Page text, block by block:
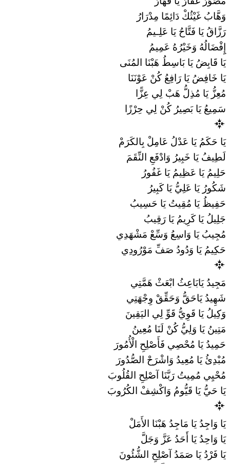
وَهَّابُ غَيْثُكْ دَائِمًا مِدْرَارُ
رَزَّاقُ يَا فَتَّاحُ يَا عَلِـيمُ
إِِفْضَالُهُ وَخَيْرُهُ عَمِيمُ
يَا قَابِضُ يَا بَاسِطُ هَبْنَا المُنَى
يَا خَافِضُ يَا رَافِعُ كُنْ عَوْنَنَا
مُعِزُّ يَا مُذِلُّ هَبْ لِي عِزًّا
سَمِيعُ يَا بَصِيرُ كُنْ لِي حِرْزًا
يَا حَكَمُ يَا عَدْلُ عَامِلْ بِالكَرَمْ
لَطِيفُ يَا خَبِيرُ وَادْفَعِ النِّقَمَ
حَلِيمُ يَا عَظِيمُ يَا غَفُورُ
شَكُورُ يَا عَلِيُّ يَا كَبِيرُ
حَفِيظُ يَا مُقِيتُ يَا حَسِيبُ
جَلِيلُ يَا كَرِيمُ يَا رَقِيبُ
مُجِيبُ يَا وَاسِعُ وَسِّعْ مَشْهَدِي
حَكِيمُ يَا وَدُودُ صَفِّ مَوْرُودِي
مَجِيدُ يَابَاعِثُ ابْعَثْ هَمَّتِي
شَهِيدُ يَاحَقُّ وَحَقِّقْ وِجْهَتِي
وَكِيلُ يَا قَوِيُّ قَوِّ لِي اليَقِينَ
مَتِينُ يَا وَلِيُّ كُنْ لَنَا مُعِينُ
حَمِيدُ يَا مُحْصِي فَأَصْلِحِ الْأُمُورَ
مُبْدِئُ يَا مُعِيدُ وَاشْرَحْ الصُّدُورَ
مُحْيِي مُمِيتُ رَبَّنَا آصْلِحِ القُلُوبَ
يَا حَيُّ يَا قَيُّومُ وَاكْشِفْ الكُرُوبَ
يَا وَاجِدُ يَا مَاجِدُ هَبْنَا الأَمَلْ
يَا وَاحِدُ يَا أَحَدُ عَزَّ وَجَلَّ
يَا فَرْدُ يَا صَمَدُ آصْلِحِ الشُّئُونَ